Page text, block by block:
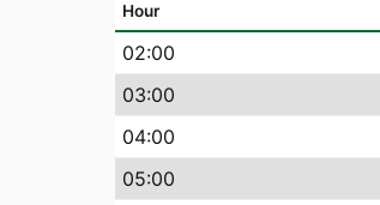
Hour
02:00
03:00
04:00
05:00